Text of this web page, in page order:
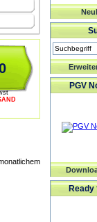
PGV
Ready